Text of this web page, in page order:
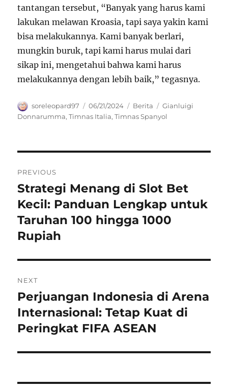
tantangan tersebut, “Banyak yang harus kami
lakukan melawan Kroasia, tapi saya yakin kami
bisa melakukannya. Kami banyak berlari,
mungkin buruk, tapi kami harus mulai dari
sikap ini, mengetahui bahwa kami harus
melakukannya dengan lebih baik,” tegasnya.
Author
soreleopard97
Posted
on
06/21/2024 Categories
Berita Tags
Gianluigi
Donnarumma,Timnas Italia,Timnas Spanyol
pos
PREVIOUS
Previous
post:
Strategi Menang di Slot Bet
Kecil: Panduan Lengkap untuk
Taruhan 100 hingga 1000
Rupiah
NEXT
Next
post:
Perjuangan Indonesia di Arena
Internasional: Tetap Kuat di
Peringkat FIFA ASEAN